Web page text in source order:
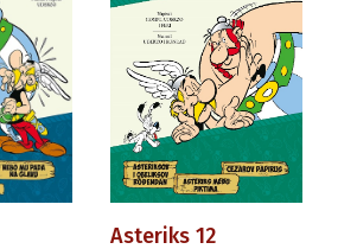
Asteriks 12